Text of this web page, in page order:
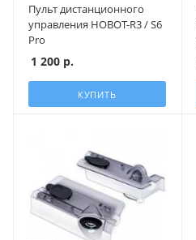
Пульт дистанционного
управления HOBOT-R3 / S6
Pro
1 200 р.
КУПИТЬ